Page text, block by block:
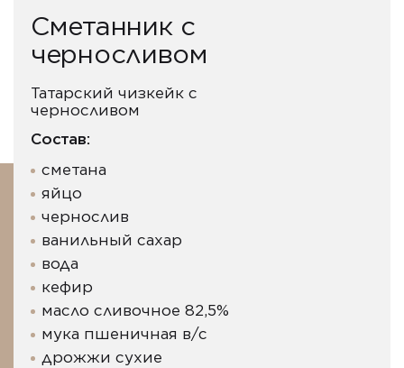
Сметанник c
черносливом
Татарский чизкейк с
черносливом
Состав:
сметана
яйцо
чернослив
ванильный сахар
вода
кефир
масло сливочное 82,5%
мука пшеничная в/с
дрожжи сухие